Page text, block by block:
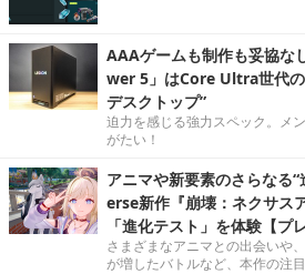
AAAゲームも制作も妥協
wer 5」はCore Ultra世代
デスクトップ”
迫力を感じる強力スペック。メ
がたい！
アニマや新要素のさらなる
erse新作『崩壊：ネクサス
「進化テスト」を体験【プ
さまざまなアニマとの出会いや
が増したバトルなど、本作の注